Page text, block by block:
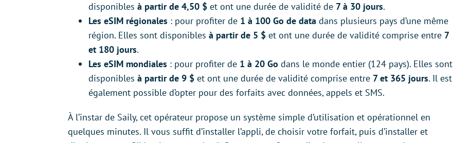
disponibles à partir de 4,50 $ et ont une durée de validité de 7 à 30 jours.
Les eSIM régionales : pour profiter de 1 à 100 Go de data dans plusieurs pays d’une même
région. Elles sont disponibles à partir de 5 $ et ont une durée de validité comprise entre 7
et 180 jours.
Les eSIM mondiales : pour profiter de 1 à 20 Go dans le monde entier (124 pays). Elles sont
disponibles à partir de 9 $ et ont une durée de validité comprise entre 7 et 365 jours. Il est
également possible d’opter pour des forfaits avec données, appels et SMS.
À l’instar de Saily, cet opérateur propose un système simple d’utilisation et opérationnel en
quelques minutes. Il vous suffit d’installer l’appli, de choisir votre forfait, puis d’installer et